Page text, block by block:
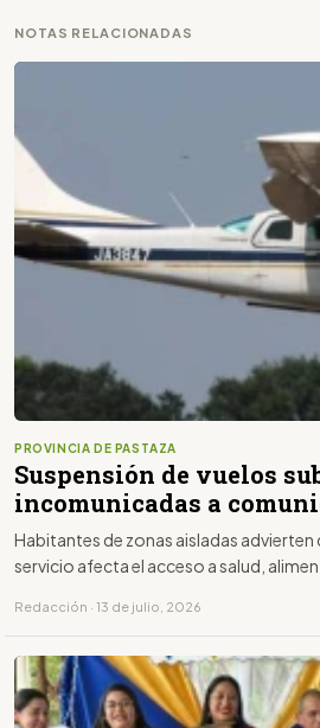
NOTAS RELACIONADAS
PROVINCIA DE PASTAZA
Suspensión de vuelos
incomunicadas a
Habitantes de zonas aisladas advierten
servicio afecta el acceso a salud,
Redacción · 13 de julio, 2026